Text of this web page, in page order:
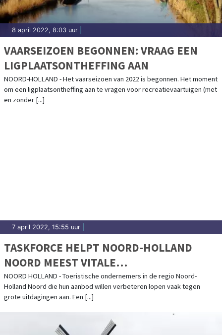
8 april 2022, 8:03 uur
VAARSEIZOEN BEGONNEN: VRAAG EEN
LIGPLAATSONTHEFFING AAN
NOORD-HOLLAND - Het vaarseizoen van 2022 is begonnen. Het moment
om een ligplaatsontheffing aan te vragen voor recreatievaartuigen (met
en zonder [...]
7 april 2022, 15:55 uur
TASKFORCE HELPT NOORD-HOLLAND
NOORD MEEST VITALE
VERBLIJFSRECREATIE REGIO VAN
NEDERLAND TE WORDEN
NOORD HOLLAND - Toeristische ondernemers in de regio Noord-
Holland Noord die hun aanbod willen verbeteren lopen vaak tegen
grote uitdagingen aan. Een [...]